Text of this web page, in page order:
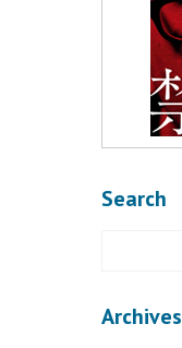
Search
Archives